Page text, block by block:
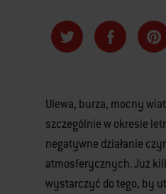
Ulewa, burza, mocny
szczególnie w okresie
negatywne działanie
atmosferycznych. Już
wystarczyć do tego, by